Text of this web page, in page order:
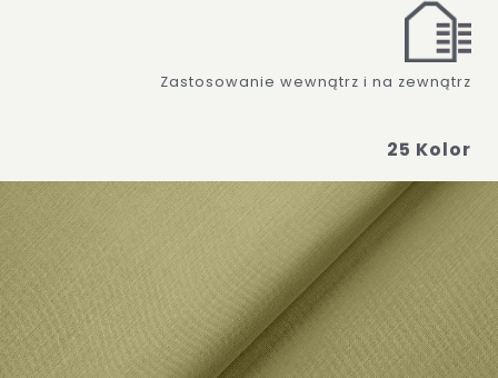
Zastosowanie wewnątrz i na zewnątrz
25 Kolor